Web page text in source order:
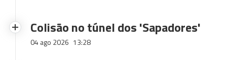
Colisão no túnel dos 'Sapadores'
04 ago 2026 13:28